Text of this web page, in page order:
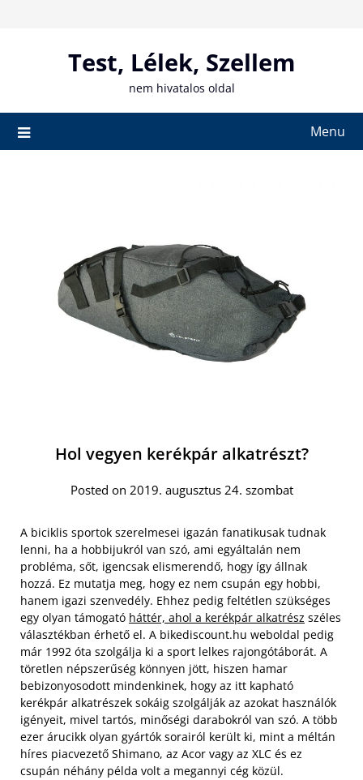
Test, Lélek, Szellem
nem hivatalos oldal
Menu
Hol vegyen kerékpár alkatrészt?
Posted on 2019. augusztus 24. szombat
A biciklis sportok szerelmesei igazán fanatikusak tudnak
lenni, ha a hobbijukról van szó, ami egyáltalán nem
probléma, sőt, igencsak elismerendő, hogy így állnak
hozzá. Ez mutatja meg, hogy ez nem csupán egy hobbi,
hanem igazi szenvedély. Ehhez pedig feltétlen szükséges
egy olyan támogató háttér, ahol a kerékpár alkatrész széles
választékban érhető el. A bikediscount.hu weboldal pedig
már 1992 óta szolgálja ki a sport lelkes rajongótáborát. A
töretlen népszerűség könnyen jött, hiszen hamar
bebizonyosodott mindenkinek, hogy az itt kapható
kerékpár alkatrészek sokáig szolgálják az azokat használók
igényeit, mivel tartós, minőségi darabokról van szó. A több
ezer árucikk olyan gyártók sorairól került ki, mint a méltán
híres piacvezető Shimano, az Acor vagy az XLC és ez
csupán néhány példa volt a megannyi cég közül.